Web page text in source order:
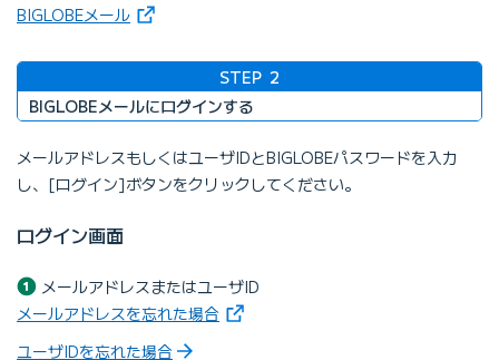
BIGLOBEメール（新しいタブで開きます）
STEP 2
BIGLOBEメールにログインする
メールアドレスもしくはユーザIDとBIGLOBEパスワードを入力
し、[ログイン]ボタンをクリックしてください。
ログイン画面
メールアドレスまたはユーザID
メールアドレスを忘れた場合 （新しいタブで開きます）
ユーザIDを忘れた場合